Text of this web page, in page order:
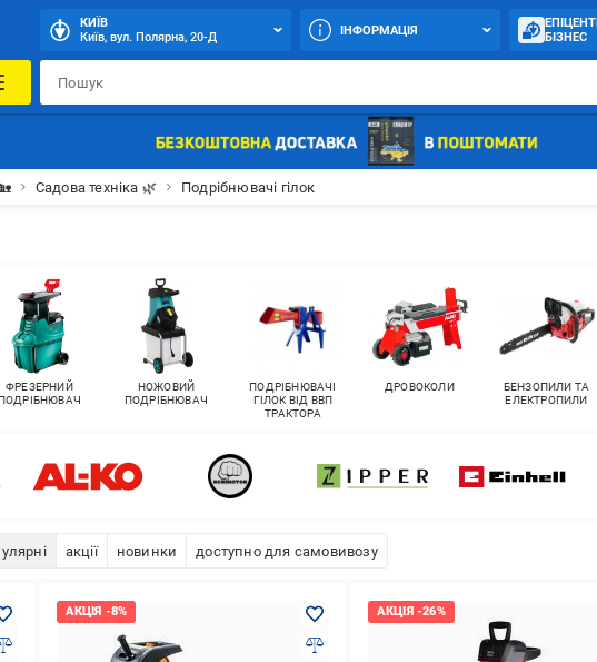
КИЇВ
Київ, вул. Полярна, 20-Д
ІНФОРМАЦІЯ
БІЗНЕС
Садова техніка 🌿 Подрібнювачі гілок
ФРЕЗЕРНИЙ
НОЖОВИЙ
ПОДРІБНЮВАЧ
ПОДРІБНЮВАЧІ
ГІЛОК ВІД ВВП
ТРАКТОРА
ДРОВОКОЛИ
БЕНЗОПИЛИ ТА
ЕЛЕКТРОПИЛИ
акції новинки доступно для самовивозу